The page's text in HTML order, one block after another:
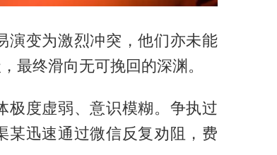
演变为激烈冲突，他们亦未能
最终滑向无可挽回的深渊。
极度虚弱、意识模糊。争执过
某迅速通过微信反复劝阻，费